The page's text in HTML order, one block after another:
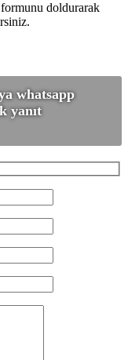
doldurarak
whatsapp
yanıt